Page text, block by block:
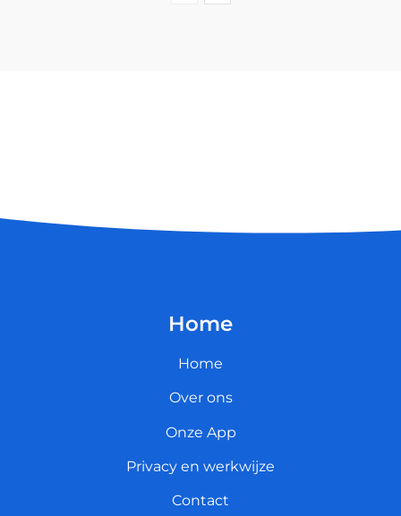
Home
Home
Over ons
Onze App
Privacy en werkwijze
Contact